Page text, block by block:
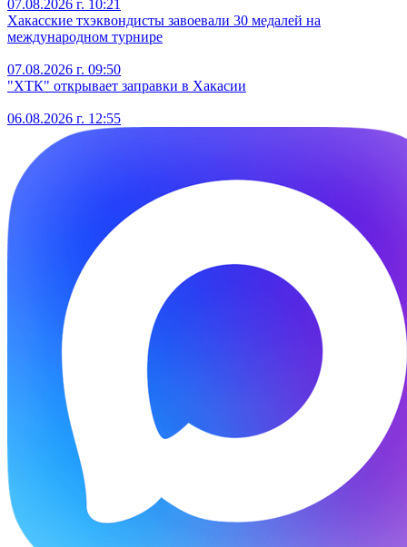
07.08.2026 г. 10:21
Хакасские тхэквондисты завоевали 30 медалей на
международном турнире
07.08.2026 г. 09:50
"ХТК" открывает заправки в Хакасии
06.08.2026 г. 12:55